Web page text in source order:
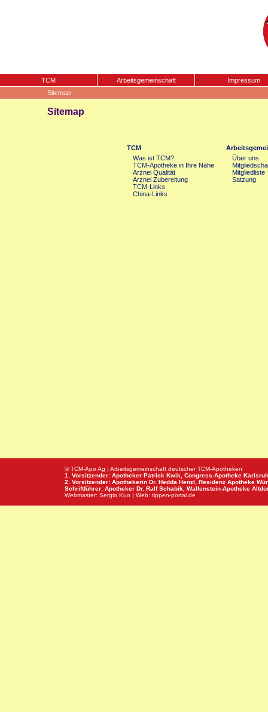
TCM Arbeitsgemeinschaft
Impressum
Sitemap
Sitemap
TCM
Was ist TCM?
TCM-Apotheke in Ihre Nähe
Arznei Qualität
Arznei Zubereitung
TCM-Links
China-Links
Über uns
Mitgliedliste
Satzung
© TCM-Apo Ag | Arbeitsgemeinschaft deutscher TCM-Apotheken
1. Vorsitzender: Apotheker Patrick Kwik, Congress-Apotheke
2. Vorsitzender: Apothekerin Dr. Hedda Henzl, Residenz Apotheke
Schriftführer: Apotheker Dr. Ralf Schabik, Wallenstein-Apotheke
Webmaster: Sergio Kuo | Web: tippen-portal.de